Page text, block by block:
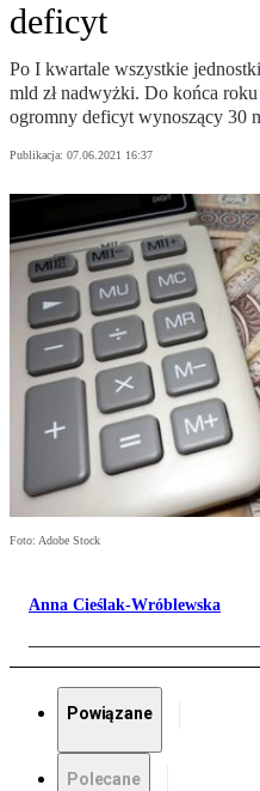
deficyt
Po I kwartale wszystkie
mld zł nadwyżki. Do końca
ogromny deficyt wynoszący 30
Publikacja: 07.06.2021 16:37
Foto: Adobe Stock
Anna Cieślak-Wróblewska
Powiązane
Polecane